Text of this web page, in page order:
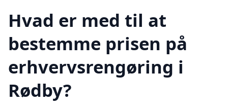
Hvad er med til at
bestemme prisen på
erhvervsrengøring i
Rødby?